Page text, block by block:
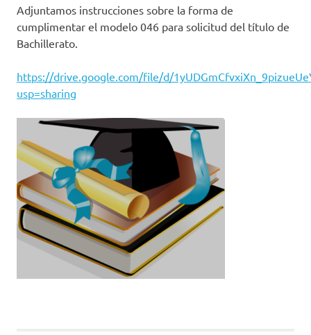
Adjuntamos instrucciones sobre la forma de
cumplimentar el modelo 046 para solicitud del título de
Bachillerato.
https://drive.google.com/file/d/
usp=sharing